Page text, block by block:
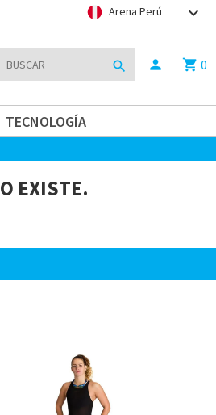
Arena Perú keyboard_arrow_down
search person shopping_cart 0
TECNOLOGÍA
EXISTE.